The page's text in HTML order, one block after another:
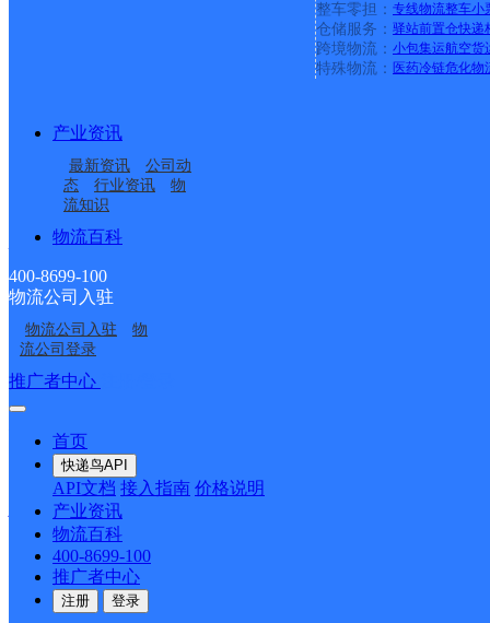
整车零担： 专线物流整车小
仓储服务： 驿站前置仓快递
跨境物流： 小包集运航空货
特殊物流： 医药冷链危化物
产业资讯
最新资讯
公司动
态
行业资讯
物
流知识
物流百科
400-8699-100
物流公司入驻
物流公司入驻
物
流公司登录
推广者中心
首页
快递鸟API
API文档 接入指南 价格说明
产业资讯
物流百科
400-8699-100
推广者中心
注册 登录
更多号码地址
派送范围:东水路，六一
单号，蒙古营，得贵路
永泰县
圆通速递
派送范围:樟城镇、城峰
镇(镇区)、清凉镇?、长
福州鼓楼东街营业站
顺丰速运